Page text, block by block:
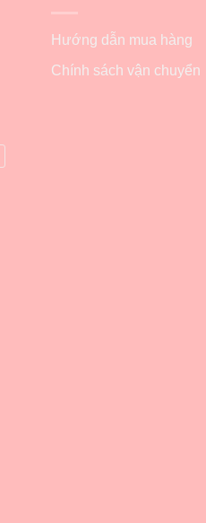
Hướng dẫn mua hàng
Chính sách vận chuyển